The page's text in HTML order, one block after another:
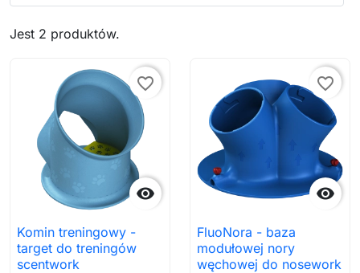
Jest 2 produktów.

favorite_border
Komin treningowy -
target do treningów
scentwork

favorite_border
FluoNora - baza
modułowej nory
węchowej do nosework